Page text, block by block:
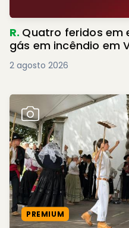
R. Quatro feridos em
gás em incêndio em
2 agosto 2026
PREMIUM